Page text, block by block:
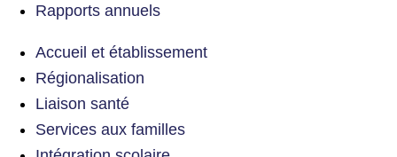
Rapports annuels
Accueil et établissement
Régionalisation
Liaison santé
Services aux familles